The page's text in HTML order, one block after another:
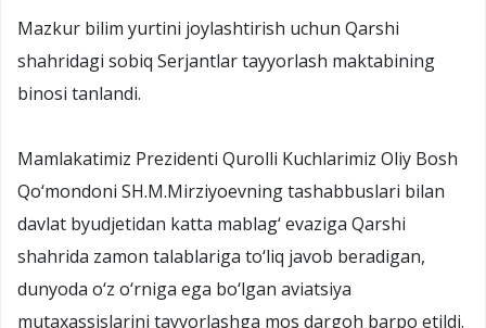
Mazkur bilim yurtini joylashtirish uchun Qarshi
shahridagi sobiq Serjantlar tayyorlash maktabining
binosi tanlandi.
Mamlakatimiz Prezidenti Qurolli Kuchlarimiz Oliy Bosh
Qo‘mondoni SH.M.Mirziyoevning tashabbuslari bilan
davlat byudjetidan katta mablag‘ evaziga Qarshi
shahrida zamon talablariga to‘liq javob beradigan,
dunyoda o‘z o‘rniga ega bo‘lgan aviatsiya
mutaxassislarini tayyorlashga mos dargoh barpo etildi.